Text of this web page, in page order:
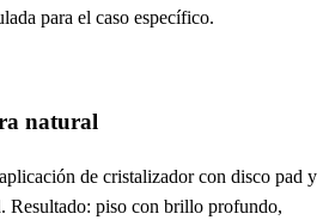
para el caso específico.
natural
de cristalizador con disco pad y
Resultado: piso con brillo profundo,